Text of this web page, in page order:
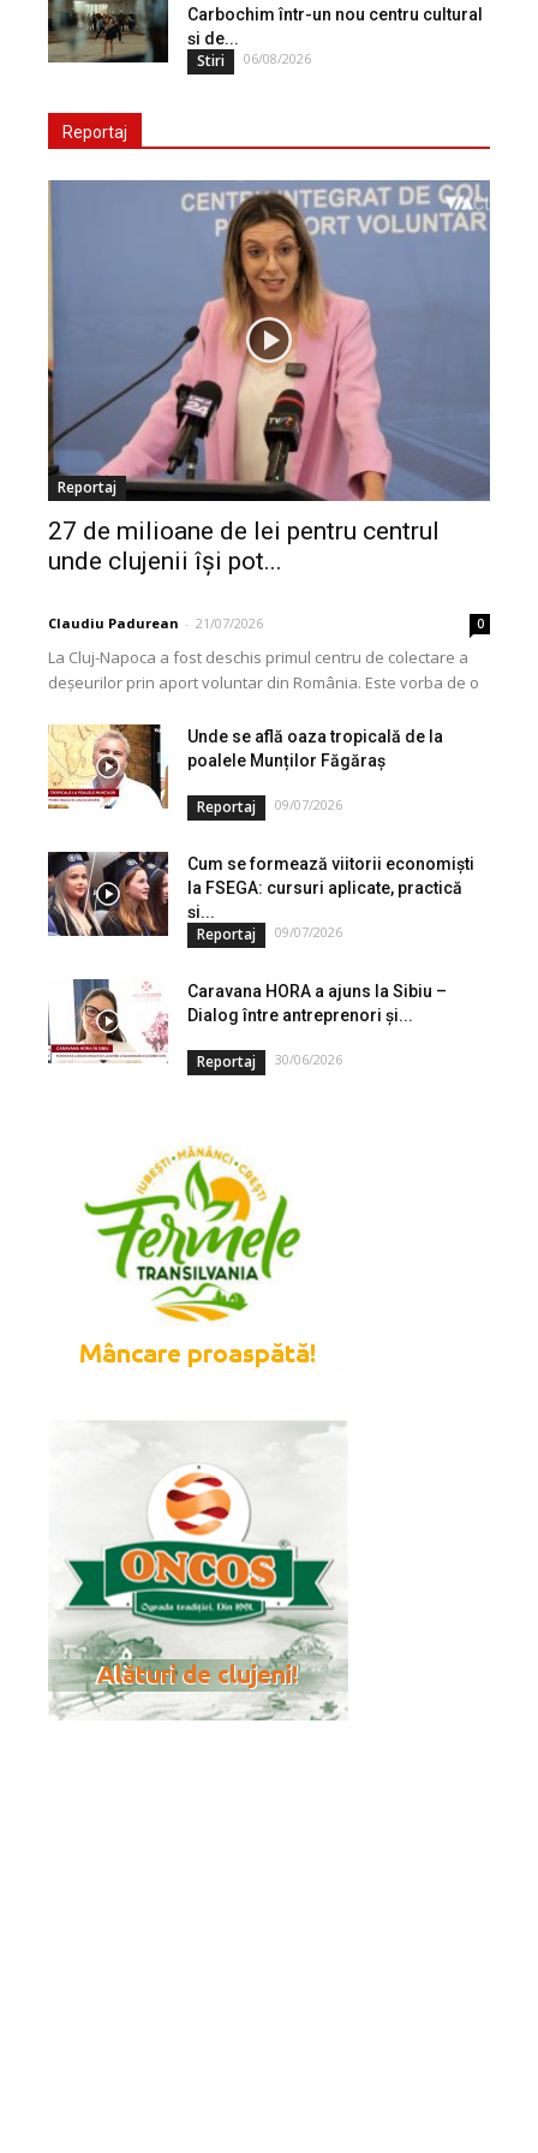
Carbochim într-un nou centru cultural
și de...
Stiri 06/08/2026
Reportaj
Reportaj
27 de milioane de lei pentru centrul
unde clujenii își pot...
Claudiu Padurean - 21/07/2026 0
La Cluj-Napoca a fost deschis primul centru de colectare a
deșeurilor prin aport voluntar din România. Este vorba de o
Unde se află oaza tropicală de la
poalele Munților Făgăraș
Reportaj 09/07/2026
Cum se formează viitorii economiști
la FSEGA: cursuri aplicate, practică
și...
Reportaj 09/07/2026
Caravana HORA a ajuns la Sibiu –
Dialog între antreprenori și...
Reportaj 30/06/2026